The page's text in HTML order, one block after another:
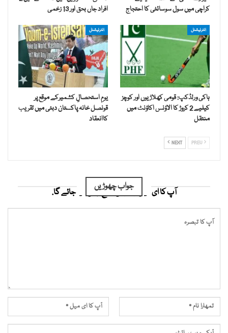
کراچی میں سول سوسائٹی کا احتجاج
افراد جاں بحق اور 13 زخمی
انٹرنیشنل
ہاکی ورلڈکپ: قومی کھلاڑیوں اور کوچز
کیلیے 2 کروڑ کا الاؤنس اکاؤنٹ میں
منتقل
انٹرنیشنل
یومِ استحصالِ کشمیرکے موقع پر
قونصل خانہ پاکستان دبئی میں تقریب
کاانعقاد
NEXT
جواب چھوڑیں
آپ کا ای میل ایڈریس شائع نہیں کیا جائے گا.